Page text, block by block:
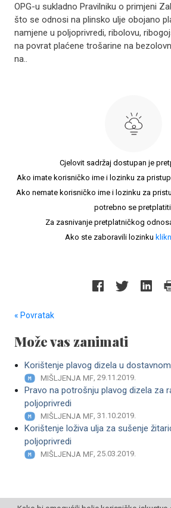
OPG-u sukladno Pravilniku o primjeni
što se odnosi na plinsko ulje obojano
namjene u poljoprivredi, ribolovu,
na povrat plaćene trošarine na
na..
Cjelovit sadržaj dostupan je
Ako imate korisničko ime i lozinku za
Ako nemate korisničko ime i lozinku za
potrebno se
Za zasnivanje pretplatničkog
Ako ste zaboravili lozinku
« Povratak
Može vas zanimati
Korištenje plavog dizela u
MIŠLJENJA MF, 29.11.2019.
Pravo na potrošnju plavog dizela za
poljoprivredi
MIŠLJENJA MF, 31.10.2019.
Korištenje loživa ulja za sušenje
poljoprivredi
MIŠLJENJA MF, 25.03.2019.